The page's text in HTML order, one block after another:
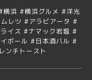
浜 #横浜グルメ #洋光
レツ #アラビアータ #
イス #ナマック岩塩 #
ボール #日本酒バル #
ンチトースト